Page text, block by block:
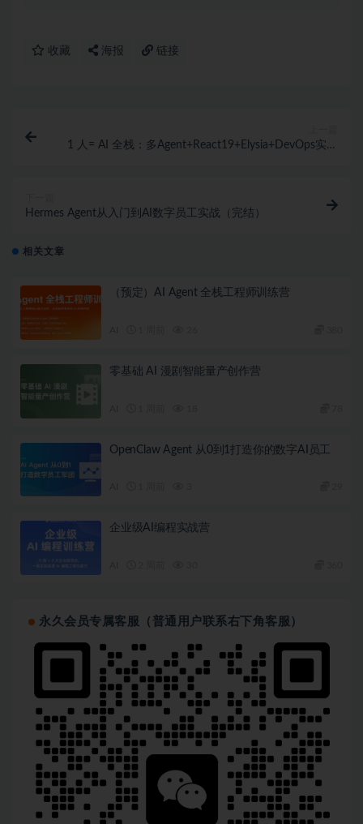
收藏 海报 链接
1 人= AI 全栈：多Agent+React19+Elysia+DevOps实战
Hermes Agent从入门到AI数字员工实战（完结）
相关文章
（预定）AI Agent 全栈工程师训练营
零基础 AI 漫剧智能量产创作营
OpenClaw Agent 从0到1打造你的数字AI员工
企业级AI编程实战营
永久会员专属客服（普通用户联系右下角客服）